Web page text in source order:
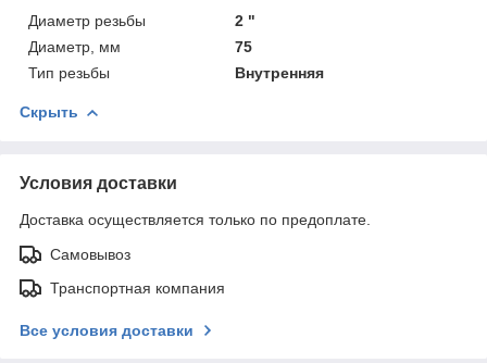
Диаметр резьбы
2 "
Диаметр, мм
75
Тип резьбы
Внутренняя
Скрыть
Условия доставки
Доставка осуществляется только по предоплате.
Самовывоз
Транспортная компания
Все условия доставки